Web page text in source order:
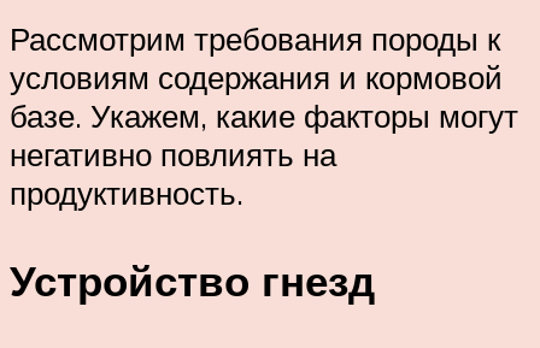
Рассмотрим требования породы к
условиям содержания и кормовой
базе. Укажем, какие факторы могут
негативно повлиять на
продуктивность.
Устройство гнезд